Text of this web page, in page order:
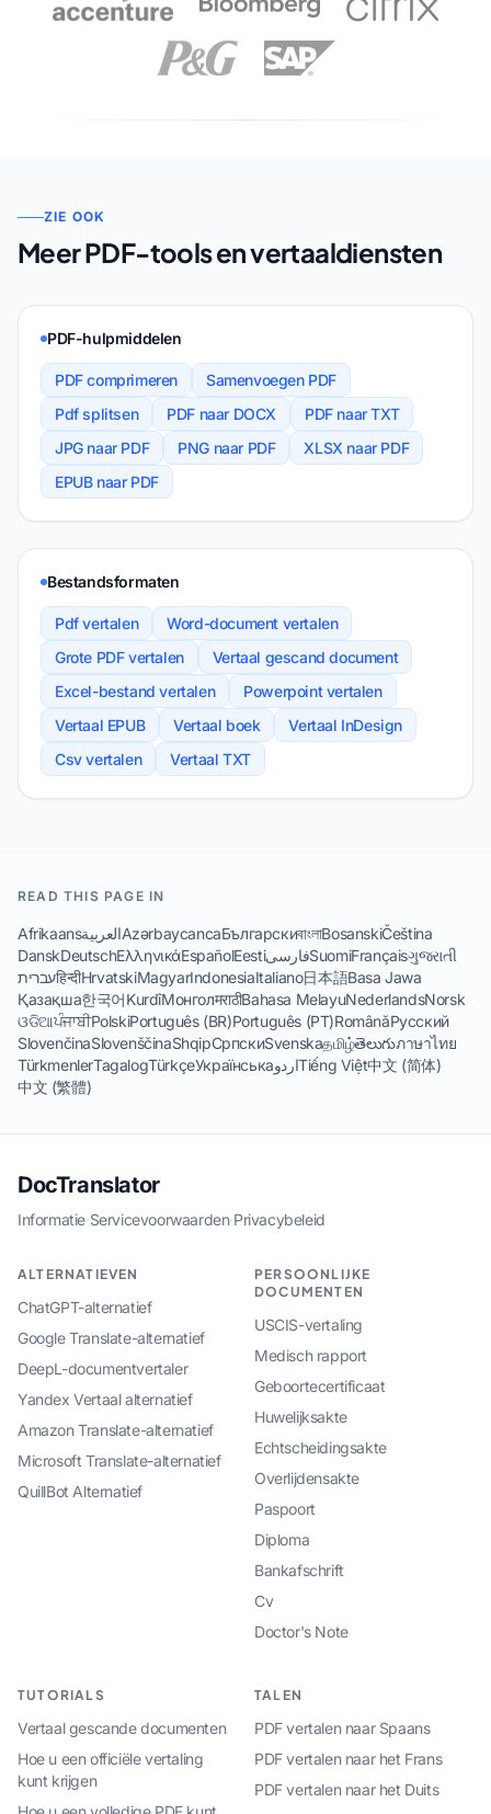
ZIE OOK
Meer PDF-tools en vertaaldiensten
PDF-hulpmiddelen
PDF comprimeren
Samenvoegen PDF
Pdf splitsen
PDF naar DOCX
PDF naar TXT
JPG naar PDF
PNG naar PDF
XLSX naar PDF
EPUB naar PDF
Bestandsformaten
Pdf vertalen
Word-document vertalen
Grote PDF vertalen
Vertaal gescand document
Excel-bestand vertalen
Powerpoint vertalen
Vertaal EPUB
Vertaal boek
Vertaal InDesign
Csv vertalen
Vertaal TXT
READ THIS PAGE IN
AfrikaansالعربيةAzərbaycancaБългарскиবাংলাBosanskiČeština
DanskDeutschΕλληνικάEspañolEestiفارسیSuomiFrançaisગુજરાતી
עבריתहिन्दीHrvatskiMagyarIndonesiaItaliano日本語Basa Jawa
Қазақша한국어KurdîМонголमराठीBahasa MelayuNederlandsNorsk
ଓଡିଆਪੰਜਾਬੀPolskiPortuguês (BR)Português (PT)RomânăРусский
SlovenčinaSlovenščinaShqipСрпскиSvenskaதமிழ்తెలుగుภาษาไทย
TürkmenlerTagalogTürkçeУкраїнськаاردوTiếng Việt中文 (简体)
中文 (繁體)
DocTranslator
Informatie·Servicevoorwaarden·Privacybeleid
ALTERNATIEVEN
ChatGPT-alternatief
Google Translate-alternatief
DeepL-documentvertaler
Yandex Vertaal alternatief
Amazon Translate-alternatief
Microsoft Translate-alternatief
QuillBot Alternatief
PERSOONLIJKE
DOCUMENTEN
USCIS-vertaling
Medisch rapport
Geboortecertificaat
Huwelijksakte
Echtscheidingsakte
Overlijdensakte
Paspoort
Diploma
Bankafschrift
Cv
Doctor's Note
TUTORIALS
Vertaal gescande documenten
Hoe u een officiële vertaling
kunt krijgen
TALEN
PDF vertalen naar Spaans
PDF vertalen naar het Frans
PDF vertalen naar het Duits